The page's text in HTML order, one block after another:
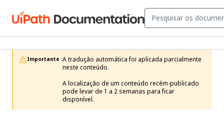
Importante :A tradução automática foi aplicada parcialmente
neste conteúdo.
A localização de um conteúdo recém-publicado
pode levar de 1 a 2 semanas para ficar
disponível.